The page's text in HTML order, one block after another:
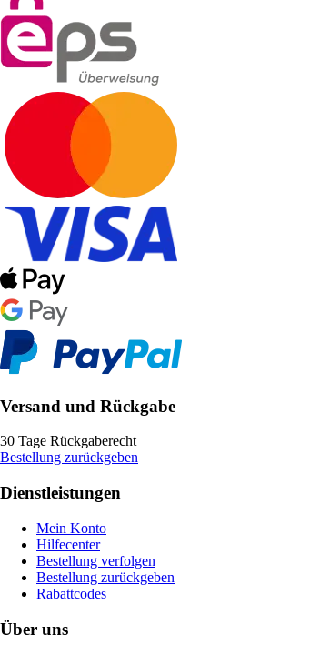
Versand und Rückgabe
30 Tage Rückgaberecht
Bestellung zurückgeben
Dienstleistungen
Mein Konto
Hilfecenter
Bestellung verfolgen
Bestellung zurückgeben
Rabattcodes
Über uns